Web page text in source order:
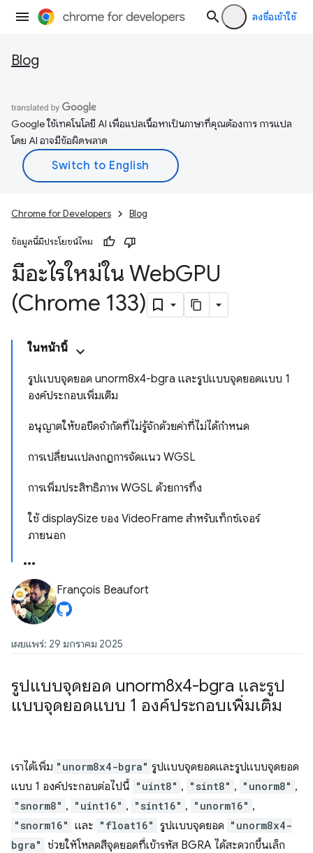
ลงชื่อเข้าใช้
Blog
Google ใช้เทคโนโลยี AI เพื่อแปลเนื้อหาเป็นภาษาที่คุณต้องการ การแปล
โดย AI อาจมีข้อผิดพลาด
Chrome for Developers Blog
ข้อมูลนี้มีประโยชน์ไหม
มีอะไรใหม่ใน WebGPU
(Chrome 133)
ในหน้านี้
รูปแบบจุดยอด unorm8x4-bgra และรูปแบบจุดยอดแบบ 1
องค์ประกอบเพิ่มเติม
อนุญาตให้ขอขีดจำกัดที่ไม่รู้จักด้วยค่าที่ไม่ได้กำหนด
การเปลี่ยนแปลงกฎการจัดแนว WGSL
การเพิ่มประสิทธิภาพ WGSL ด้วยการทิ้ง
ใช้ displaySize ของ VideoFrame สำหรับเท็กซ์เจอร์
ภายนอก
François Beaufort
เผยแพร่: 29 มกราคม 2025
รูปแบบจุดยอด unorm8x4-bgra และรูป
แบบจุดยอดแบบ 1 องค์ประกอบเพิ่มเติม
เราได้เพิ่ม "unorm8x4-bgra" รูปแบบจุดยอดและรูปแบบจุดยอด
แบบ 1 องค์ประกอบต่อไปนี้ "uint8" , "sint8" , "unorm8" ,
"snorm8" , "uint16" , "sint16" , "unorm16" ,
"snorm16" และ "float16" รูปแบบจุดยอด "unorm8x4-
bgra" ช่วยให้โหลดสีจุดยอดที่เข้ารหัส BGRA ได้สะดวกขึ้นเล็ก